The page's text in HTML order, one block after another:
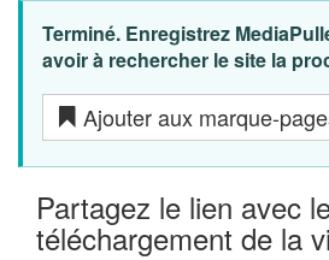
Terminé. Enregistrez
avoir à rechercher le site la
Ajouter aux marque-
Partagez le lien avec
téléchargement de la